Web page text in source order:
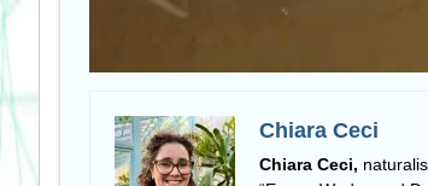
Chiara Ceci
Chiara Ceci,